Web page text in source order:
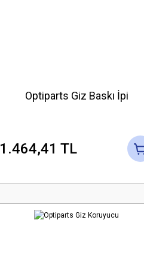
Optiparts Giz Baskı İpi
1.464,41 TL